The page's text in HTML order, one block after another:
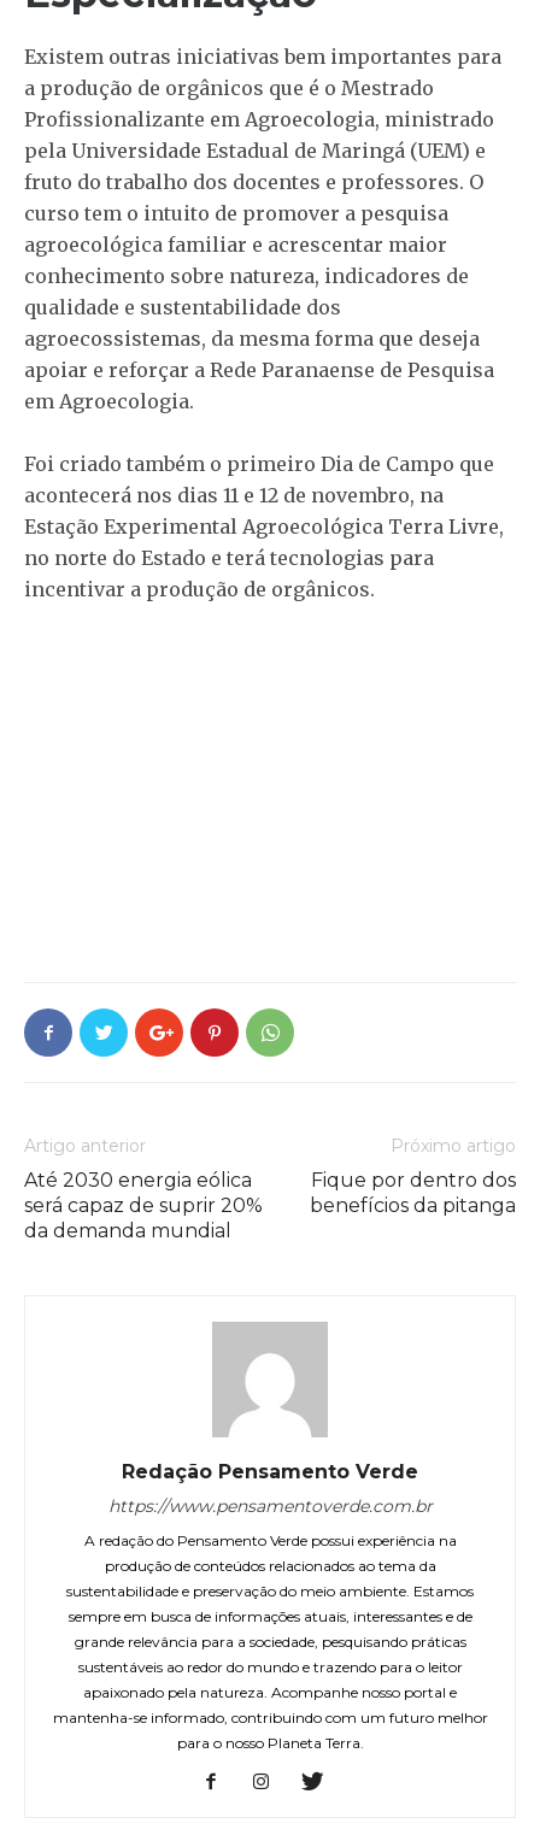
Existem outras iniciativas bem importantes para
a produção de orgânicos que é o Mestrado
Profissionalizante em Agroecologia, ministrado
pela Universidade Estadual de Maringá (UEM) e
fruto do trabalho dos docentes e professores. O
curso tem o intuito de promover a pesquisa
agroecológica familiar e acrescentar maior
conhecimento sobre natureza, indicadores de
qualidade e sustentabilidade dos
agroecossistemas, da mesma forma que deseja
apoiar e reforçar a Rede Paranaense de Pesquisa
em Agroecologia.
Foi criado também o primeiro Dia de Campo que
acontecerá nos dias 11 e 12 de novembro, na
Estação Experimental Agroecológica Terra Livre,
no norte do Estado e terá tecnologias para
incentivar a produção de orgânicos.
Artigo anterior
Até 2030 energia eólica
será capaz de suprir 20%
da demanda mundial
Próximo artigo
Fique por dentro dos
benefícios da pitanga
Redação Pensamento Verde
https://www.pensamentoverde.com.br
A redação do Pensamento Verde possui experiência na
produção de conteúdos relacionados ao tema da
sustentabilidade e preservação do meio ambiente. Estamos
sempre em busca de informações atuais, interessantes e de
grande relevância para a sociedade, pesquisando práticas
sustentáveis ao redor do mundo e trazendo para o leitor
apaixonado pela natureza. Acompanhe nosso portal e
mantenha-se informado, contribuindo com um futuro melhor
para o nosso Planeta Terra.